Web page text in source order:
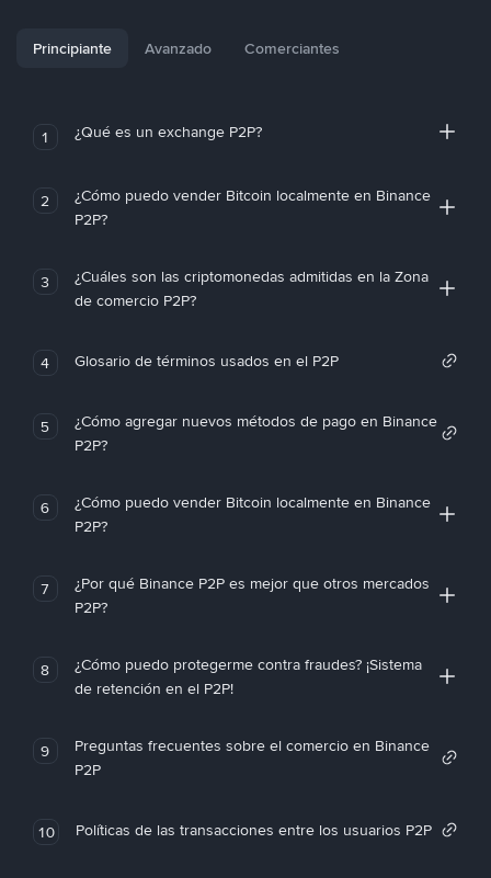
Principiante Avanzado Comerciantes
1 ¿Qué es un exchange P2P?
2
¿Cómo puedo vender Bitcoin localmente en Binance
P2P?
3
¿Cuáles son las criptomonedas admitidas en la Zona
de comercio P2P?
4 Glosario de términos usados en el P2P
5
¿Cómo agregar nuevos métodos de pago en Binance
P2P?
6
¿Cómo puedo vender Bitcoin localmente en Binance
P2P?
7
¿Por qué Binance P2P es mejor que otros mercados
P2P?
8
¿Cómo puedo protegerme contra fraudes? ¡Sistema
de retención en el P2P!
9
Preguntas frecuentes sobre el comercio en Binance
P2P
10 Políticas de las transacciones entre los usuarios P2P